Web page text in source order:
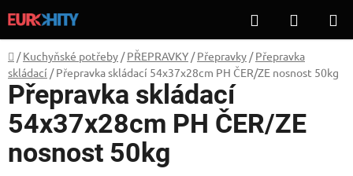
na
obsah
Hľadať
KOŠÍK
Domov
/ Kuchyňské potřeby / PŘEPRAVKY / Přepravky / Přepravka
skládací / Přepravka skládací 54x37x28cm PH ČER/ZE nosnost 50kg
Přepravka skládací
54x37x28cm PH ČER/ZE
nosnost 50kg